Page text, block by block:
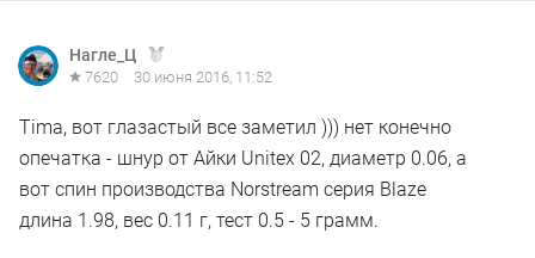
Нагле_Ц
7620 30 июня 2016, 11:52
Tima, вот глазастый все заметил ))) нет конечно
опечатка - шнур от Айки Unitex 02, диаметр 0.06, а
вот спин производства Norstream серия Blaze
длина 1.98, вес 0.11 г, тест 0.5 - 5 грамм.